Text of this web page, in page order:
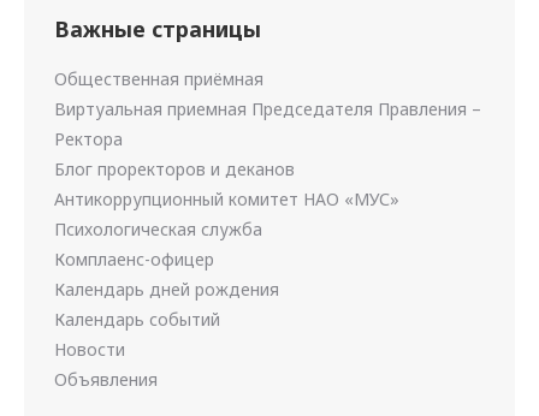
Важные страницы
Общественная приёмная
Виртуальная приемная Председателя Правления –
Ректора
Блог проректоров и деканов
Антикоррупционный комитет НАО «МУС»
Психологическая служба
Комплаенс-офицер
Календарь дней рождения
Календарь событий
Новости
Объявления